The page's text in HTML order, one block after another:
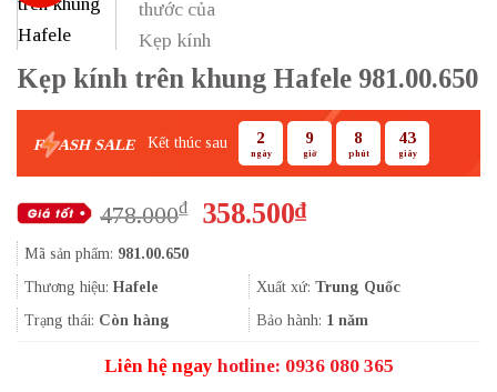
Kẹp kính trên khung Hafele 981.00.650
F ASH SALE Kết thúc sau 2
ngày
9
giờ
8
phút
42
giây
478.000₫
Giá
478.000₫.
358.500₫Giá
là:
358.500₫.
Mã sản phẩm: 981.00.650
Thương hiệu: Hafele Xuất xứ: Trung Quốc
Trạng thái: Còn hàng Bảo hành: 1 năm
Liên hệ ngay hotline: 0936 080 365